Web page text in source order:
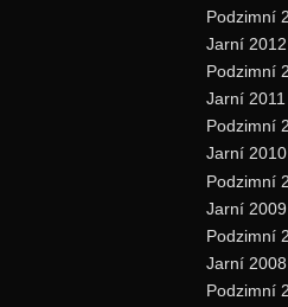
Podzimní
Jarní 2012
Podzimní
Jarní 2011
Podzimní
Jarní 2010
Podzimní
Jarní 2009
Podzimní
Jarní 2008
Podzimní